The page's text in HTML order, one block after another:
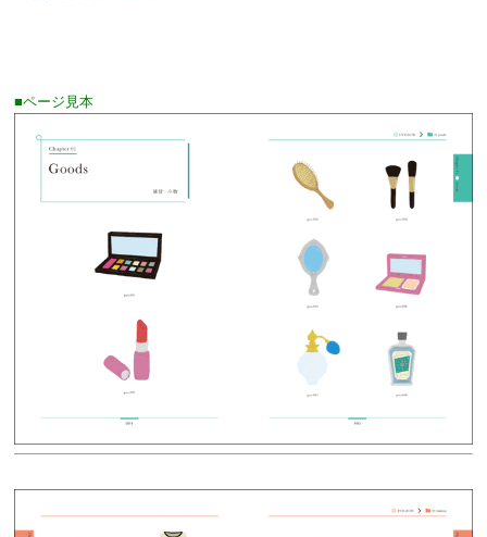
■ページ見本